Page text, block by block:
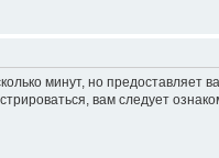
минут, но
вам следует